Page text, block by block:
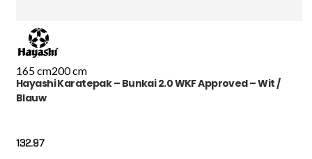
165 cm200 cm
Hayashi Karatepak – Bunkai 2.0 WKF Approved – Wit /
Blauw
132.97